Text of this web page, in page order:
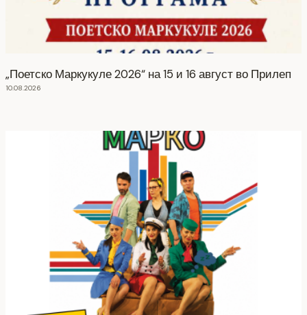
„Поетско Маркукуле 2026“ на 15 и 16 август во Прилеп
10.08.2026